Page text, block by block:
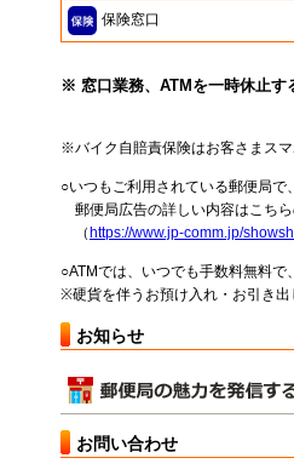
保険窓口
※ 窓口業務、ATMを一時休止す
※バイク自賠責保険はお客さまス
○いつもご利用されている郵便局で
郵便局広告の詳しい内容はこち
（ https://www.jp-comm.jp/
○ATMでは、いつでも手数料無料で
※硬貨を伴うお預け入れ・お引き出
お知らせ
お問い合わせ